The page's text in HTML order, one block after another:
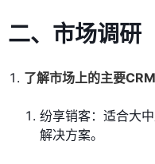
二、市场调研
了解市场上的主要
纷享销客：适合大
解决方案。